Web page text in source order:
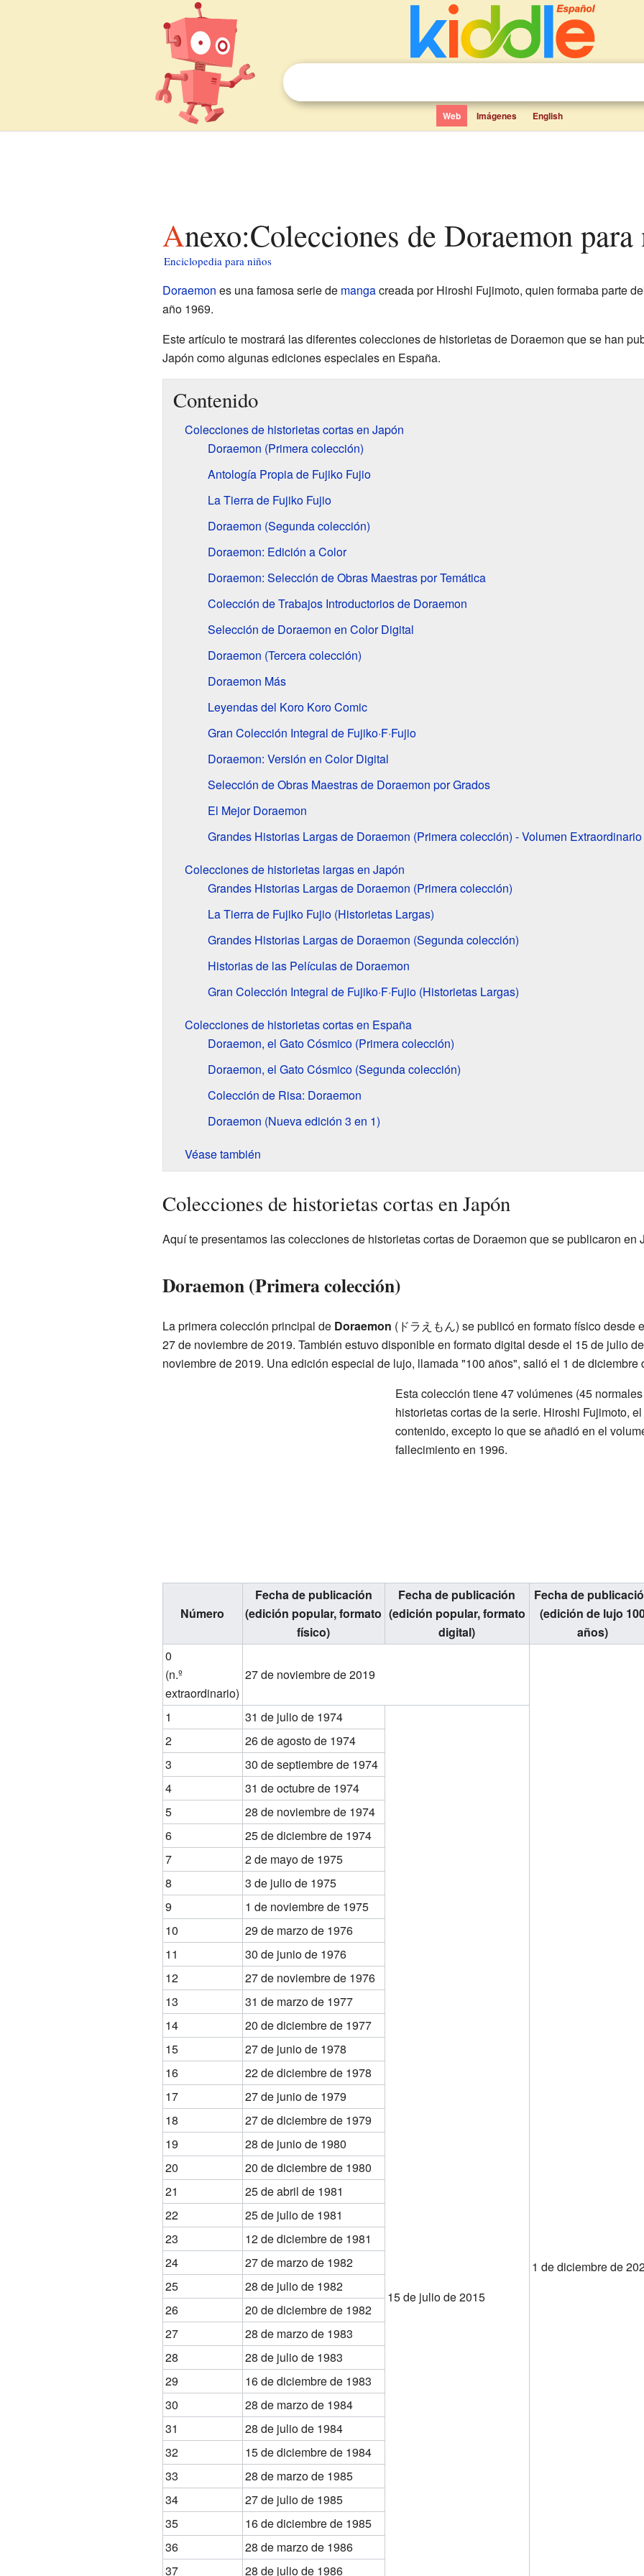
Web Imágenes English
Anexo:Colecciones de Doraemon
Enciclopedia para niños
Doraemon es una famosa serie de mangacreada por Hiroshi Fujimoto, quien formaba parte
año 1969.
Este artículo te mostrará las diferentes colecciones de historietas de Doraemon que se han
Japón como algunas ediciones especiales en España.
Contenido
Colecciones de historietas cortas en Japón
Doraemon (Primera colección)
Antología Propia de Fujiko Fujio
La Tierra de Fujiko Fujio
Doraemon (Segunda colección)
Doraemon: Edición a Color
Doraemon: Selección de Obras Maestras por Temática
Colección de Trabajos Introductorios de Doraemon
Selección de Doraemon en Color Digital
Doraemon (Tercera colección)
Doraemon Más
Leyendas del Koro Koro Comic
Gran Colección Integral de Fujiko·F·Fujio
Doraemon: Versión en Color Digital
Selección de Obras Maestras de Doraemon por Grados
El Mejor Doraemon
Grandes Historias Largas de Doraemon (Primera colección) - Volumen Extraordinario
Colecciones de historietas largas en Japón
Grandes Historias Largas de Doraemon (Primera colección)
La Tierra de Fujiko Fujio (Historietas Largas)
Grandes Historias Largas de Doraemon (Segunda colección)
Historias de las Películas de Doraemon
Gran Colección Integral de Fujiko·F·Fujio (Historietas Largas)
Colecciones de historietas cortas en España
Doraemon, el Gato Cósmico (Primera colección)
Doraemon, el Gato Cósmico (Segunda colección)
Colección de Risa: Doraemon
Doraemon (Nueva edición 3 en 1)
Véase también
Colecciones de historietas cortas en Japón
Aquí te presentamos las colecciones de historietas cortas de Doraemon que se publicaron en
Doraemon (Primera colección)
La primera colección principal de Doraemon (ドラえもん) se publicó en formato físico desde
27 de noviembre de 2019. También estuvo disponible en formato digital desde el 15 de julio
noviembre de 2019. Una edición especial de lujo, llamada "100 años", salió el 1 de diciembre
Esta colección tiene 47 volúmenes (45
historietas cortas de la serie. Hiroshi Fujimoto,
contenido, excepto lo que se añadió en el
fallecimiento en 1996.
Número
Fecha de publicación
(edición popular, formato
físico)
Fecha de publicación
(edición popular, formato
digital)
Fecha de
(edición de lujo
años)
0
(n.º
extraordinario)
27 de noviembre de 2019
1 de diciembre de
1
31 de julio de 1974
15 de julio de 2015
2
26 de agosto de 1974
3
30 de septiembre de 1974
4
31 de octubre de 1974
5
28 de noviembre de 1974
6
25 de diciembre de 1974
7
2 de mayo de 1975
8
3 de julio de 1975
9
1 de noviembre de 1975
10
29 de marzo de 1976
11
30 de junio de 1976
12
27 de noviembre de 1976
13
31 de marzo de 1977
14
20 de diciembre de 1977
15
27 de junio de 1978
16
22 de diciembre de 1978
17
27 de junio de 1979
18
27 de diciembre de 1979
19
28 de junio de 1980
20
20 de diciembre de 1980
21
25 de abril de 1981
22
25 de julio de 1981
23
12 de diciembre de 1981
24
27 de marzo de 1982
25
28 de julio de 1982
26
20 de diciembre de 1982
27
28 de marzo de 1983
28
28 de julio de 1983
29
16 de diciembre de 1983
30
28 de marzo de 1984
31
28 de julio de 1984
32
15 de diciembre de 1984
33
28 de marzo de 1985
34
27 de julio de 1985
35
16 de diciembre de 1985
36
28 de marzo de 1986
37
28 de julio de 1986